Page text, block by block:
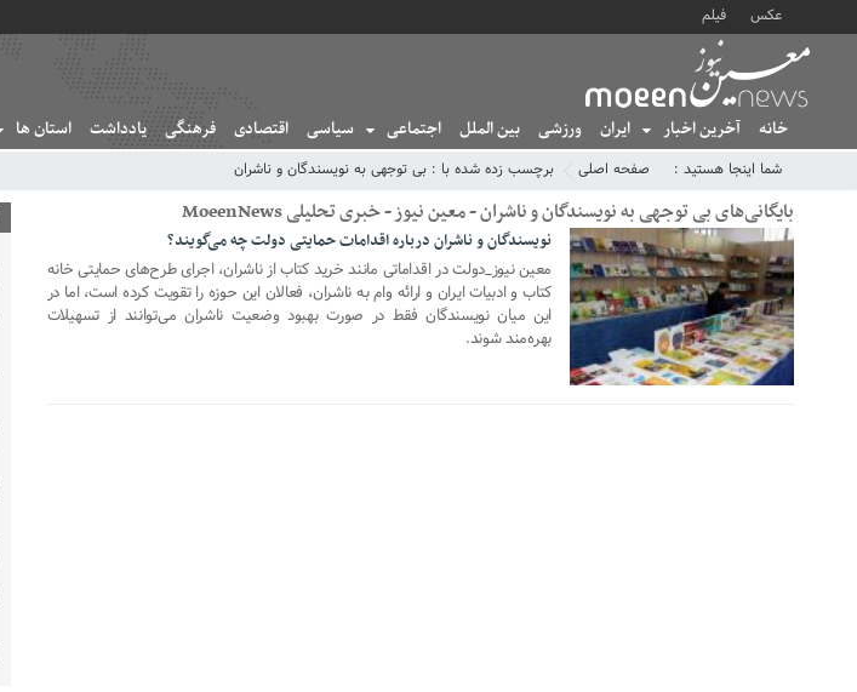
عکس فیلم
خانه آخرین اخبار ایران ورزشی بین الملل اجتماعی سیاسی اقتصادی فرهنگی یادداشت استان ها
شما اینجا هستید : صفحه اصلی برچسب زده شده با : بی توجهی به نویسندگان و ناشران
بایگانی‌های بی توجهی به نویسندگان و ناشران - معین نیوز - خبری تحلیلی MoeenNews
25 اکتبر 2020
نویسندگان و ناشران درباره اقدامات حمایتی دولت چه می‌گویند؟
معین نیوز_دولت در اقداماتی مانند خرید کتاب از ناشران، اجرای طرح‌های حمایتی خانه
کتاب و ادبیات ایران و ارائه وام به ناشران، فعالان این حوزه را تقویت کرده است، اما در
این میان نویسندگان فقط در صورت بهبود وضعیت ناشران می‌توانند از تسهیلات
بهره‌مند شوند.